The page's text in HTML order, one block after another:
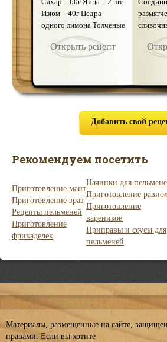
Изюм – 40г Цедра
одного лимона Толченые
орехи для посыпки Из
мук …
Открыть рецепт
лук – 4
масло –
(р …
саха …
Добавить свой
Рекомендуем посетить
Приготовление мант
Приготовление зраз
Рецепты пельменей
Приготовление
фрикаделек
Начинки для
Приготовление
Приготовление
вареников
Приправы и соусы для
пельменей
Материалы, размещенные на сайте,
правами. Если вы хотите